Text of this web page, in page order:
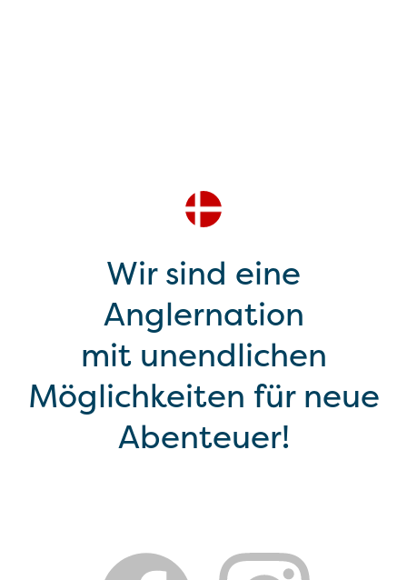
Wir sind eine
Anglernation
mit unendlichen
Möglichkeiten für neue
Abenteuer!